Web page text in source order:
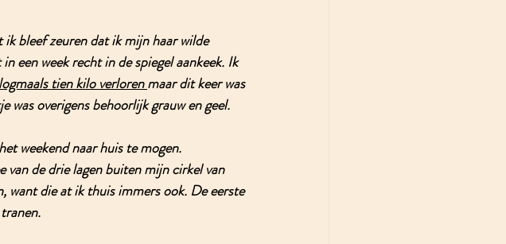
bleef zeuren dat ik mijn haar wilde
een week recht in de spiegel aankeek. Ik
tien kilo verloren maar dit keer was
was overigens behoorlijk grauw en geel.
weekend naar huis te mogen.
van de drie lagen buiten mijn cirkel van
want die at ik thuis immers ook. De eerste